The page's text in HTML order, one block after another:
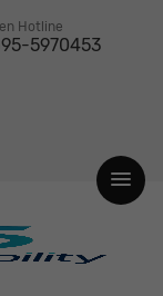
Hotline
5970453